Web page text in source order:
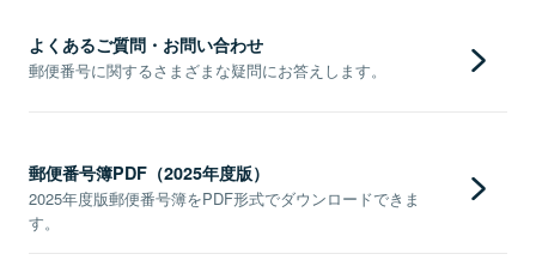
よくあるご質問・お問い合わせ
郵便番号に関するさまざまな疑問にお答えします。
郵便番号簿PDF（2025年度版）
2025年度版郵便番号簿をPDF形式でダウンロードできま
す。